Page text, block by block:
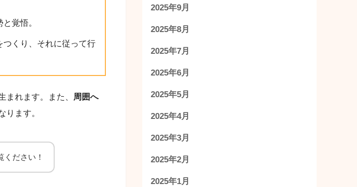
覚悟。
つくり、それに従って行
まれます。また、
周囲へ
ります。
ください！
2025年9月
2025年8月
2025年7月
2025年6月
2025年5月
2025年4月
2025年3月
2025年2月
2025年1月